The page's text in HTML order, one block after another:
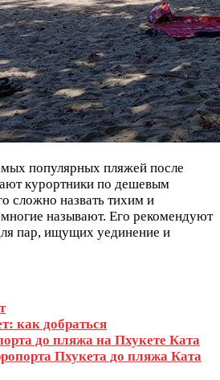
популярных пляжей после
курортники по дешевым
сложно назвать тихим и
называют. Его рекомендуют
пар, ищущих уединение и
как добраться
до пляжа на Пхукете Ката
Пхукета до пляжа Ката